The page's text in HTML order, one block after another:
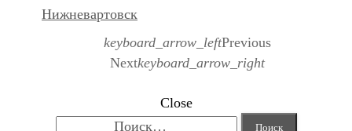
Нижневартовск
keyboard_arrow_leftPrevious
Nextkeyboard_arrow_right
Close